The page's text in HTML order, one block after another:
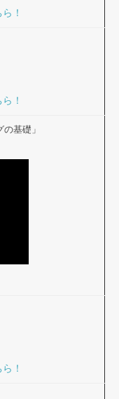
！
！
基礎」
！